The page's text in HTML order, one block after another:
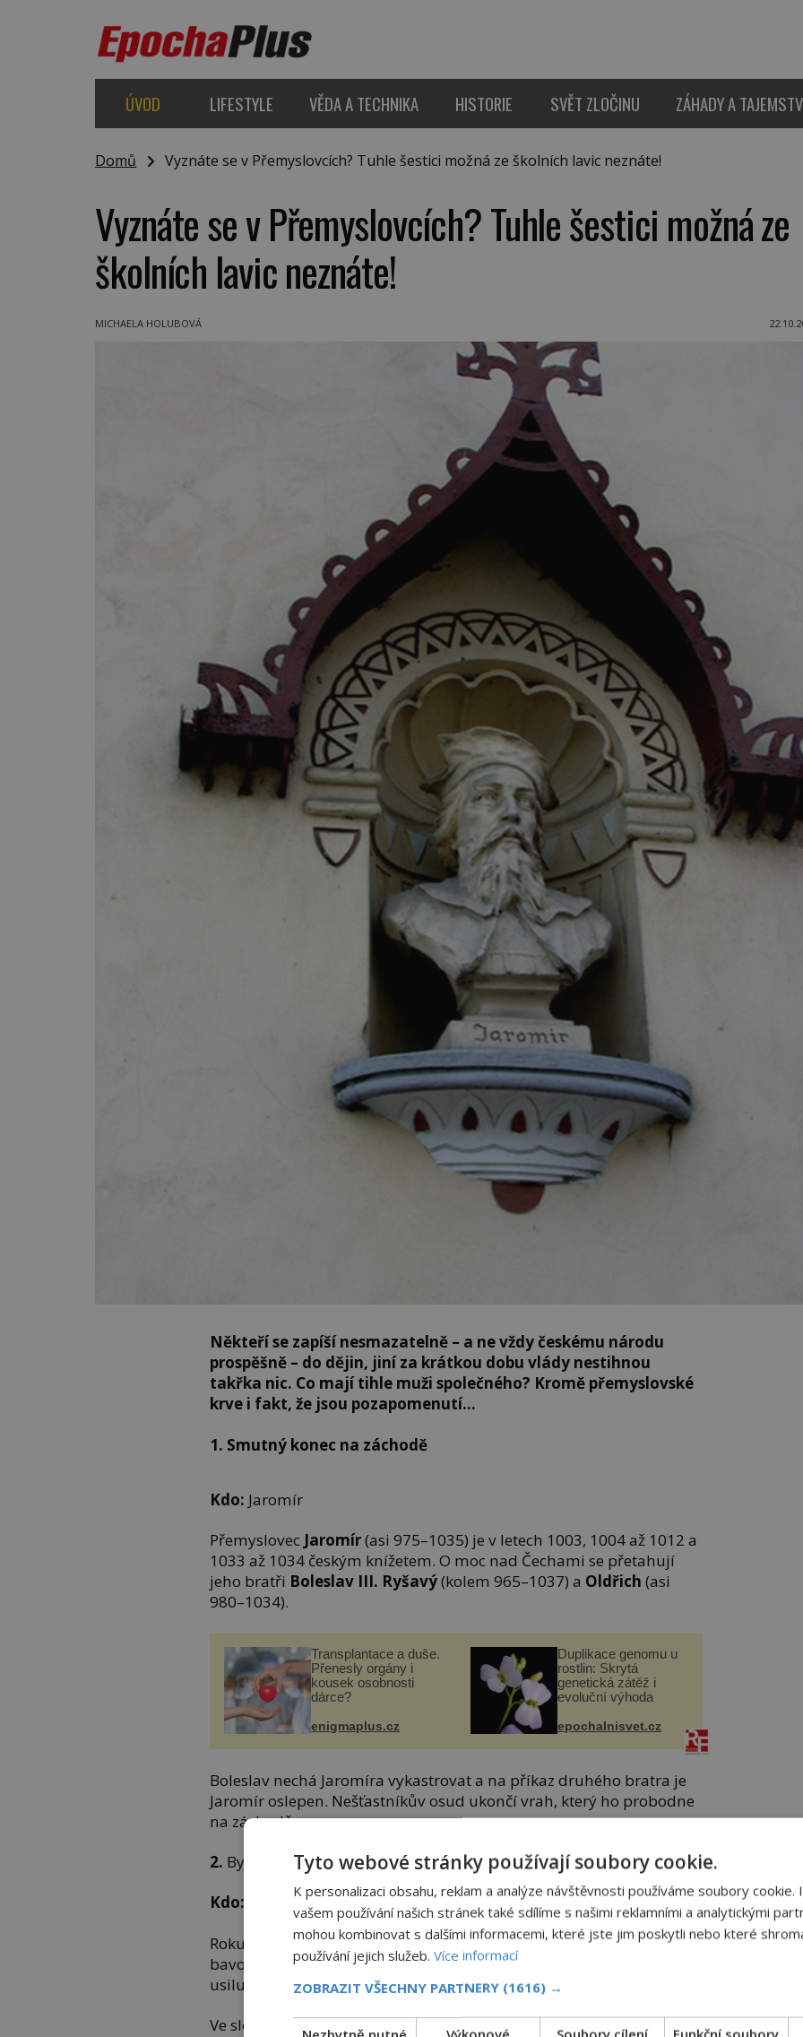
ÚVOD LIFESTYLE VĚDA A TECHNIKA HISTORIE SVĚT ZLOČINU ZÁHADY A
Domů Vyznáte se v Přemyslovcích? Tuhle šestici možná ze školních lavic neznáte!
Vyznáte se v Přemyslovcích? Tuhle šestici možná ze
školních lavic neznáte!
MICHAELA HOLUBOVÁ
Někteří se zapíší nesmazatelně – a ne vždy českému národu
prospěšně – do dějin, jiní za krátkou dobu vlády nestihnou
takřka nic. Co mají tihle muži společného? Kromě přemyslovské
krve i fakt, že jsou pozapomenutí…
1. Smutný konec na záchodě
Kdo: Jaromír
Přemyslovec Jaromír(asi 975–1035) je v letech 1003, 1004 až 1012 a
1033 až 1034 českým knížetem. O moc nad Čechami se přetahují
jeho bratři Boleslav III. Ryšavý(kolem 965–1037) a Oldřich (asi
980–1034).
Transplantace a duše.
Přenesly orgány i
kousek osobnosti
dárce?
enigmaplus.cz
Duplikace genomu u
rostlin: Skrytá
genetická zátěž i
evoluční výhoda
epochalnisvet.cz
Boleslav nechá Jaromíra vykastrovat a na příkaz druhého bratra je
Jaromír oslepen. Nešťastníkův osud ukončí vrah, který ho probodne
na záchodě.
2. Byl slavný partner Boženy otráven během hodokvasu?
Kdo: Oldřich
Roku 1001 naleznou Jaromír a jeho bratr Oldřich azyl u dvora
bavorského vévodyJindřicha II.(972/973–1024). O život jim totiž
usiluje bratr Boleslav.
Ve složité době, kdy do dění zasahuje i polský kníže a král
Tyto webové stránky používají soubory cookie.
K personalizaci obsahu, reklam a analýze návštěvnosti používáme soubory cookie.
vašem používání našich stránek také sdílíme s našimi reklamními a analytickými
mohou kombinovat s dalšími informacemi, které jste jim poskytli nebo které
používání jejich služeb. Více informací
ZOBRAZIT VŠECHNY PARTNERY (1616) →